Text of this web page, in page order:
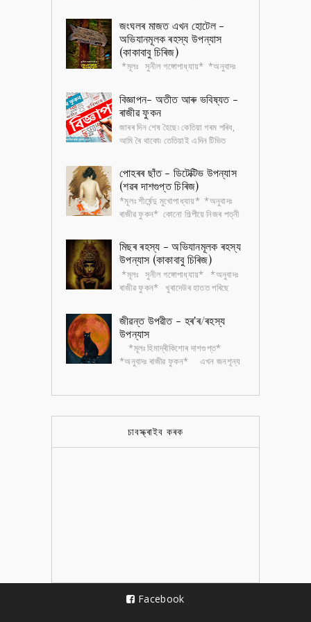
ৱেবচাইট, কিতাপ, অডিঅ ’ , ভিডিঅ ’ আদি সকলো অসমীয়াতে
পাবলৈ হ'লে, ...
জংঘলৰ মাজত এখন হোটেল -
অভিযানমূলক ৰহস্য উপন্যাস
(কাকাবাবু চিৰিজ)
*মূলঃ সুনীল গঙ্গোপাধ্যায়* *অনুবাদঃ
অন্তৰ্ধান হৈছে কেইমাহমান আগতে। বাকী টুৰিষ্টসকলৰ
অভিযোগ , ৰাত...
বিজ্ঞাপন- অতীত আৰু ভবিষ্যত -
ৰাজীৱ ফুকন
জাৰৰ দিন শেষ হৈছে৷ কেতিয়া গৰম পৰিব,
আমি ৰৈ থাকো৷ তেতিয়াই এদিন টিভিত
কা মৌচম আয়া, আয়া মৌচম...পোহৰৰ ছাঁত - ডিটেক্টিভ উপন্যাস
(শৱৰ দাশগুপ্ত চিৰিজ)
*মূলঃ শীৰ্ষেন্দু মুখোপাধ্যায়* *অনুবাদঃ
ৰাজীৱ ফুকন* কোনো শিল্পীয়ে নিজৰ পত্নী
বেচিব পাৰিব জানো? কিন্তু পত্...মিছৰ ৰহস্য - অভিযানমূলক ৰহস্য
উপন্যাস (কাকাবাবু চিৰিজ)
*মূলঃ সুনীল গঙ্গোপাধ্যায়* *অনুবাদঃ
ৰাজীৱ ফুকন* খুৰাদেউৰ হাতত পৰিছে
ছবি। ছবিকেইখন আঁকিছে এক বৃদ্ধ...জীৱন্ত উপৱীত - হৰ'ৰ/ৰহস্য
উপন্যাস
*মূলঃ হিমাদ্ৰীকিশোৰ দাশগুপ্ত*
*অনুবাদঃ ৰাজীৱ ফুকন* এখন জনশূন্য
চাবস্ক্ৰাইব কৰক
Facebook